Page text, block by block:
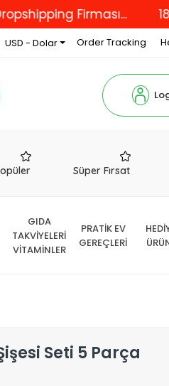
Firması... 18000
USD - Dolar Order Tracking
Süper Fırsat
GIDA
TAKVİYELERİ
VİTAMİNLER
PRATİK EV
GEREÇLERİ
Seti 5 Parça